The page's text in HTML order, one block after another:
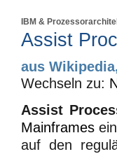
IBM &
Assist
aus
Wechseln zu:
Assist
Mainframes
auf den